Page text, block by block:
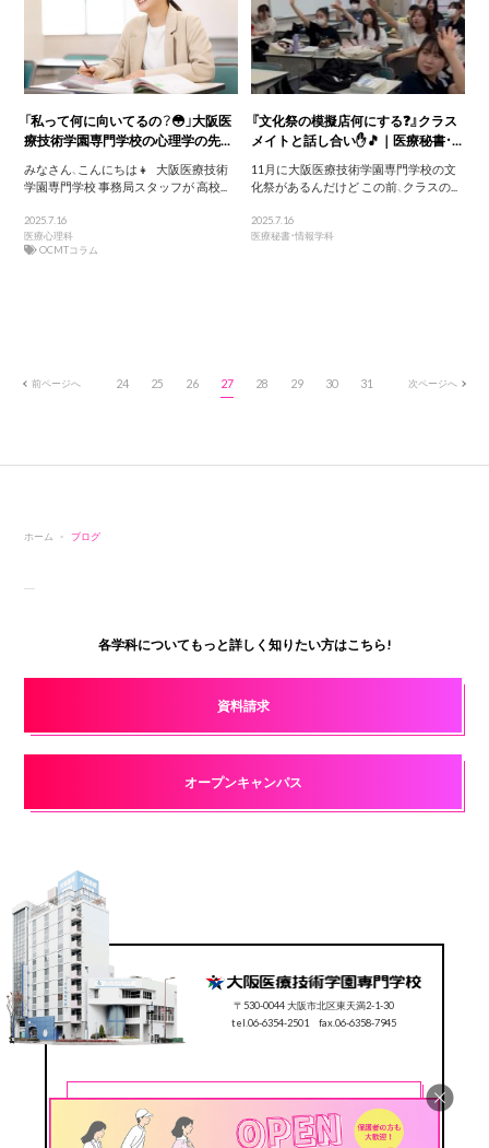
「私って何に向いてるの？😳」大阪医
療技術学園専門学校の心理学の先...
みなさん、こんにちは👧 大阪医療技術
学園専門学校 事務局スタッフが 高校...
2025.7.16
医療心理科
OCMTコラム
『文化祭の模擬店何にする❓』クラス
メイトと話し合い✋🎵｜医療秘書・...
11月に大阪医療技術学園専門学校の文
化祭があるんだけど この前、クラスの...
2025.7.16
医療秘書・情報学科
前ページへ 24 25 26 27 28 29 30 31 次ページへ
ホーム ブログ
各学科についてもっと詳しく知りたい方はこちら!
資料請求
オープンキャンパス
〒530-0044 大阪市北区東天満2-1-30
tel.06-6354-2501 fax.06-6358-7945
CONTACT